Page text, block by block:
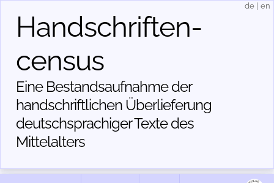
Handschriften­
census
Eine Bestandsaufnahme der
handschriftlichen Über­lieferung
deutschsprachiger Texte des
Mittelalters
de en